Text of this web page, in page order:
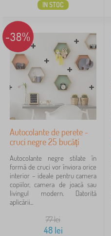
IN STOC
-38%
Autocolante de perete -
cruci negre 25 bucăți
Autocolante negre stilate în
formă de cruci vor înviora orice
interior – ideale pentru camera
copiilor, camera de joacă sau
livingul modern. Datorită
aplicării...
77lei
48lei